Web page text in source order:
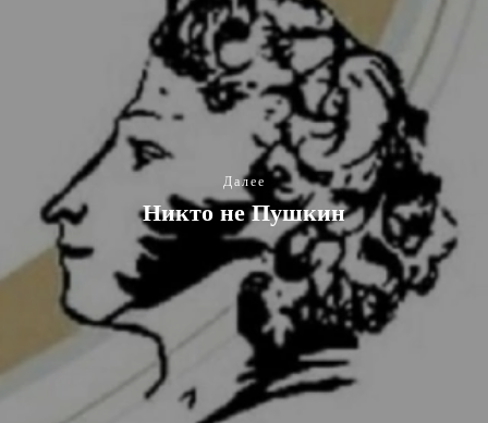
Далее
Никто не Пушкин